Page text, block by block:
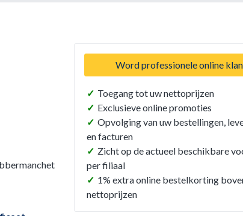
Word professionele online
✓ Toegang tot uw nettoprijzen
✓ Exclusieve online promoties
✓ Opvolging van uw bestellingen,
en facturen
✓ Zicht op de actueel beschikbare
per filiaal
✓ 1% extra online bestelkorting
nettoprijzen